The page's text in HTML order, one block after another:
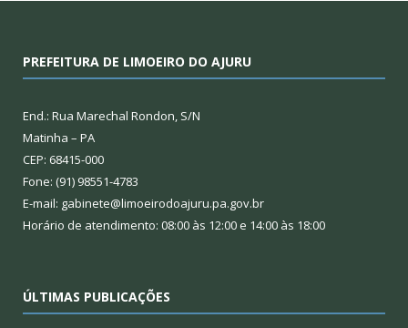
PREFEITURA DE LIMOEIRO DO AJURU
End.: Rua Marechal Rondon, S/N
Matinha – PA
CEP: 68415-000
Fone: (91) 98551-4783
E-mail: gabinete@limoeirodoajuru.pa.gov.br
Horário de atendimento: 08:00 às 12:00 e 14:00 às 18:00
ÚLTIMAS PUBLICAÇÕES